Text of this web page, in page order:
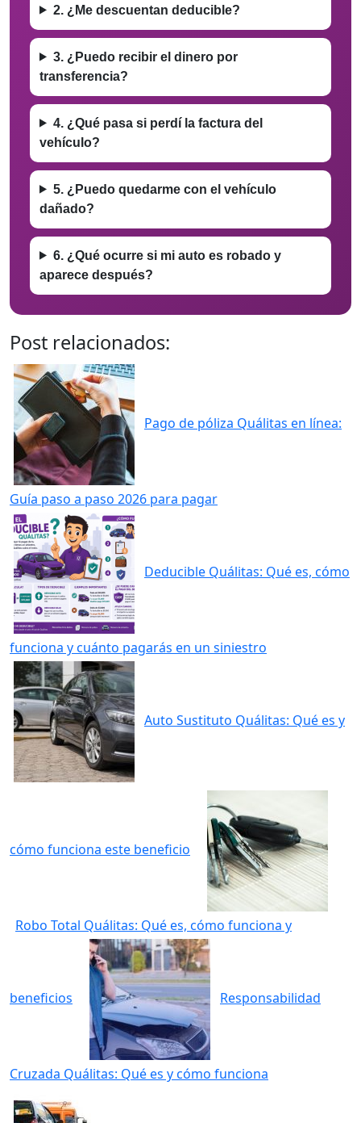
2. ¿Me descuentan deducible?
3. ¿Puedo recibir el dinero por
transferencia?
4. ¿Qué pasa si perdí la factura del
vehículo?
5. ¿Puedo quedarme con el vehículo
dañado?
6. ¿Qué ocurre si mi auto es robado y
aparece después?
Post relacionados:
Pago de póliza Quálitas en línea:
Guía paso a paso 2026 para pagar
Deducible Quálitas: Qué es, cómo
funciona y cuánto pagarás en un siniestro
Auto Sustituto Quálitas: Qué es y
cómo funciona este beneficio
Robo Total Quálitas: Qué es, cómo funciona y
beneficios Responsabilidad
Cruzada Quálitas: Qué es y cómo funciona